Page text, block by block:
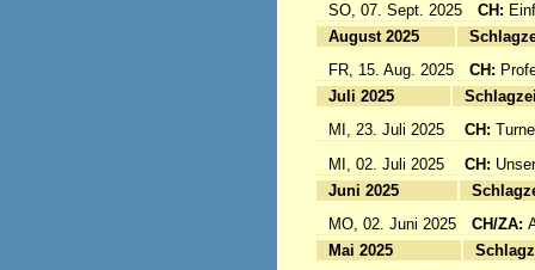
SO, 07. Sept. 2025
CH:
August 2025
FR, 15. Aug. 2025
CH:
Juli 2025
MI, 23. Juli 2025
CH:
MI, 02. Juli 2025
CH:
Juni 2025
MO, 02. Juni 2025
CH/ZA:
Mai 2025